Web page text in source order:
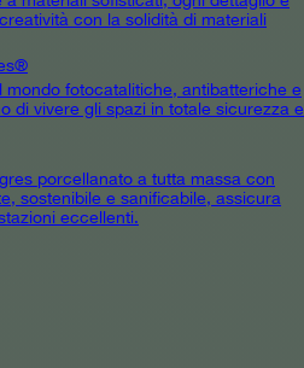
con la solidità di materiali
fotocatalitiche, antibatteriche e
di vivere gli spazi in totale sicurezza e
porcellanato a tutta massa con
sostenibile e sanificabile, assicura
eccellenti.